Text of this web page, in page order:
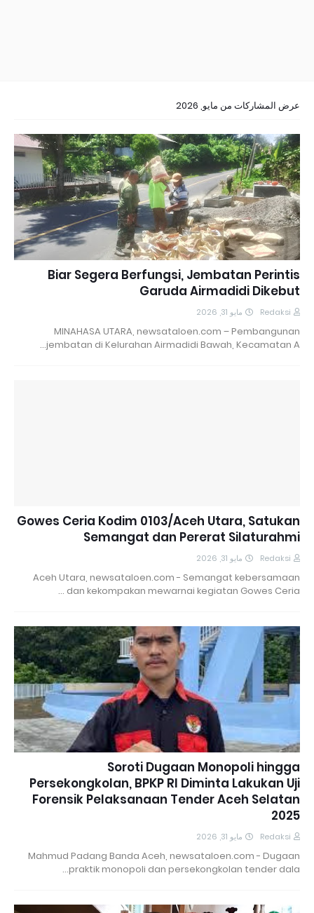
عرض المشاركات من مايو, 2026
Biar Segera Berfungsi, Jembatan Perintis
Garuda Airmadidi Dikebut
Redaksi مايو 31, 2026
MINAHASA UTARA, newsataloen.com – Pembangunan
jembatan di Kelurahan Airmadidi Bawah, Kecamatan A…
Gowes Ceria Kodim 0103/Aceh Utara, Satukan
Semangat dan Pererat Silaturahmi
Redaksi مايو 31, 2026
Aceh Utara, newsataloen.com - Semangat kebersamaan
dan kekompakan mewarnai kegiatan Gowes Ceria …
Soroti Dugaan Monopoli hingga
Persekongkolan, BPKP RI Diminta Lakukan Uji
Forensik Pelaksanaan Tender Aceh Selatan
2025
Redaksi مايو 31, 2026
Mahmud Padang Banda Aceh, newsataloen.com - Dugaan
praktik monopoli dan persekongkolan tender dala…